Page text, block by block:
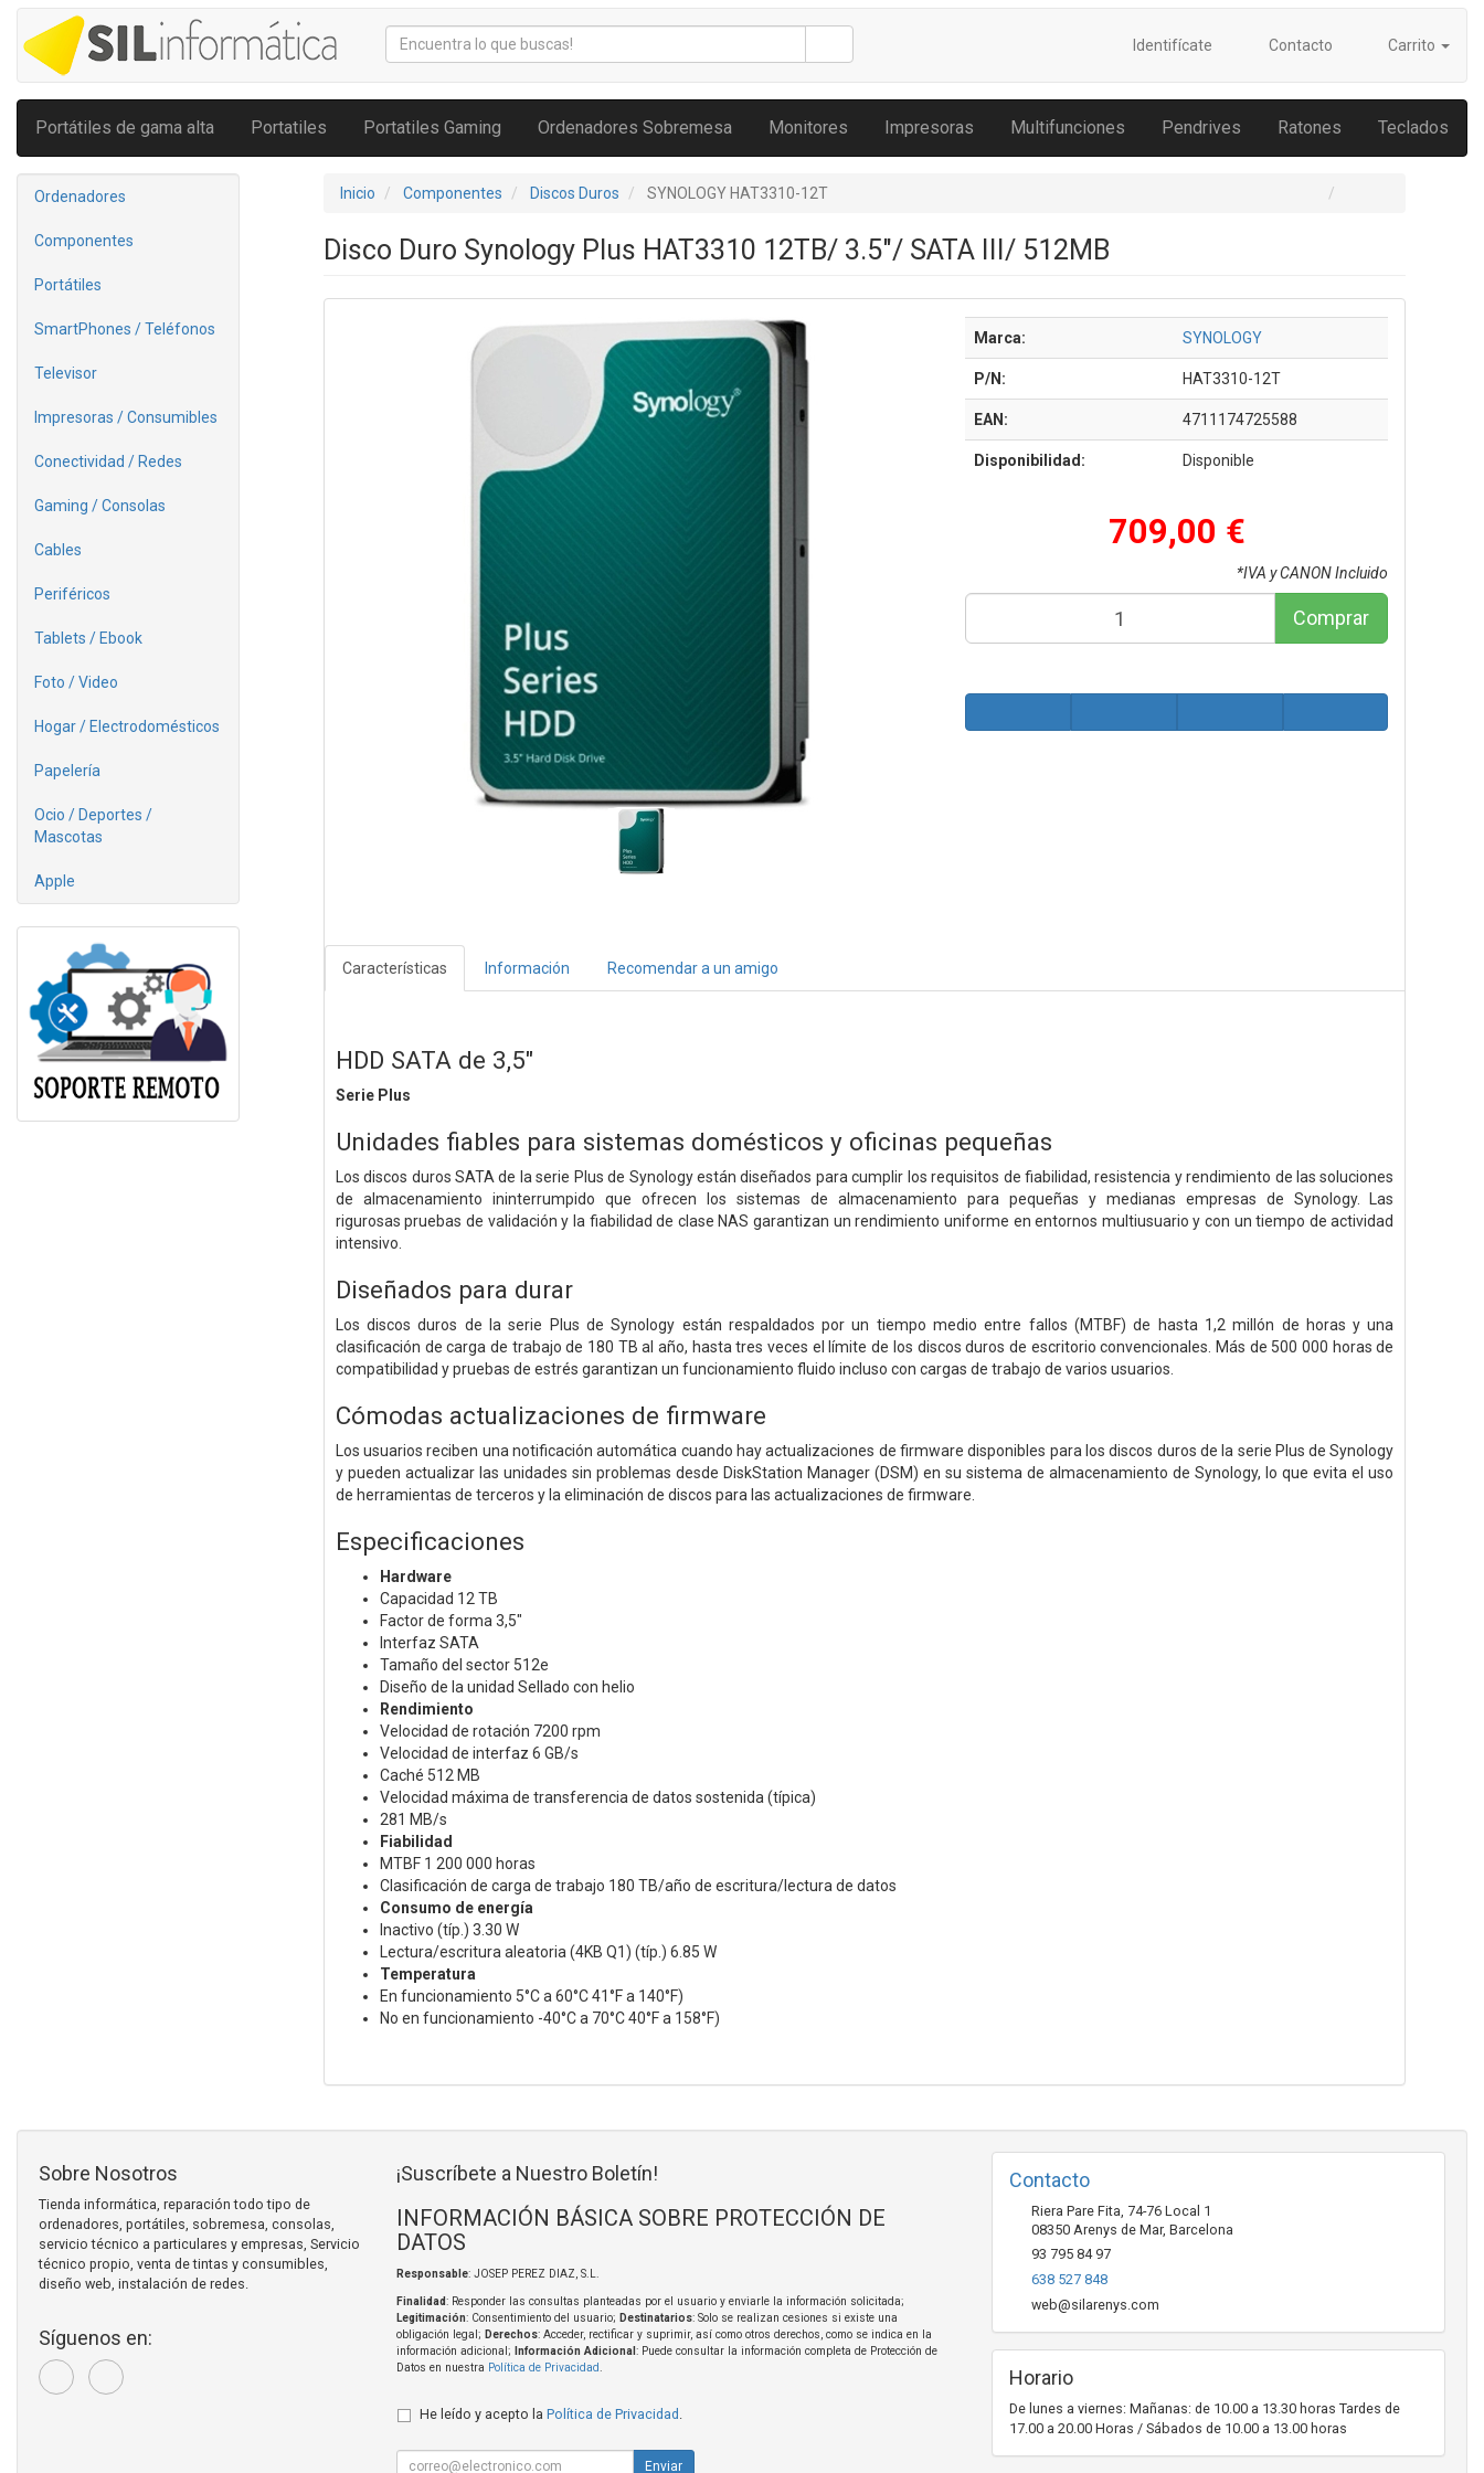
Identifícate Contacto Carrito
Portátiles de gama alta Portatiles Portatiles Gaming Ordenadores Sobremesa Monitores Impresoras Multifunciones Pendrives Ratones Teclados
Ordenadores
Componentes
Portátiles
SmartPhones / Teléfonos
Televisor
Impresoras / Consumibles
Conectividad / Redes
Gaming / Consolas
Cables
Periféricos
Tablets / Ebook
Foto / Video
Hogar / Electrodomésticos
Papelería
Ocio / Deportes /
Mascotas
Apple
Inicio Componentes Discos Duros SYNOLOGY HAT3310-12T
Disco Duro Synology Plus HAT3310 12TB/ 3.5"/ SATA III/ 512MB
Marca: SYNOLOGY
P/N: HAT3310-12T
EAN: 4711174725588
Disponibilidad: Disponible
709,00 €
*IVA y CANON Incluido
Comprar
Características Información Recomendar a un amigo
HDD SATA de 3,5"
Serie Plus
Unidades fiables para sistemas domésticos y oficinas pequeñas
Los discos duros SATA de la serie Plus de Synology están diseñados para cumplir los requisitos de fiabilidad, resistencia y rendimiento de las soluciones
de almacenamiento ininterrumpido que ofrecen los sistemas de almacenamiento para pequeñas y medianas empresas de Synology. Las
rigurosas pruebas de validación y la fiabilidad de clase NAS garantizan un rendimiento uniforme en entornos multiusuario y con un tiempo de actividad
intensivo.
Diseñados para durar
Los discos duros de la serie Plus de Synology están respaldados por un tiempo medio entre fallos (MTBF) de hasta 1,2 millón de horas y una
clasificación de carga de trabajo de 180 TB al año, hasta tres veces el límite de los discos duros de escritorio convencionales. Más de 500 000 horas de
compatibilidad y pruebas de estrés garantizan un funcionamiento fluido incluso con cargas de trabajo de varios usuarios.
Cómodas actualizaciones de firmware
Los usuarios reciben una notificación automática cuando hay actualizaciones de firmware disponibles para los discos duros de la serie Plus de Synology
y pueden actualizar las unidades sin problemas desde DiskStation Manager (DSM) en su sistema de almacenamiento de Synology, lo que evita el uso
de herramientas de terceros y la eliminación de discos para las actualizaciones de firmware.
Especificaciones
Hardware
Capacidad 12 TB
Factor de forma 3,5"
Interfaz SATA
Tamaño del sector 512e
Diseño de la unidad Sellado con helio
Rendimiento
Velocidad de rotación 7200 rpm
Velocidad de interfaz 6 GB/s
Caché 512 MB
Velocidad máxima de transferencia de datos sostenida (típica)
281 MB/s
Fiabilidad
MTBF 1 200 000 horas
Clasificación de carga de trabajo 180 TB/año de escritura/lectura de datos
Consumo de energía
Inactivo (típ.) 3.30 W
Lectura/escritura aleatoria (4KB Q1) (típ.) 6.85 W
Temperatura
En funcionamiento 5°C a 60°C 41°F a 140°F)
No en funcionamiento -40°C a 70°C 40°F a 158°F)
Sobre Nosotros
Tienda informática, reparación todo tipo de
ordenadores, portátiles, sobremesa, consolas,
servicio técnico a particulares y empresas, Servicio
técnico propio, venta de tintas y consumibles,
diseño web, instalación de redes.
Síguenos en:
¡Suscríbete a Nuestro Boletín!
INFORMACIÓN BÁSICA SOBRE PROTECCIÓN DE
DATOS
Responsable: JOSEP PEREZ DIAZ, S.L.
Finalidad: Responder las consultas planteadas por el usuario y enviarle la información solicitada;
Legitimación: Consentimiento del usuario; Destinatarios: Solo se realizan cesiones si existe una
obligación legal; Derechos: Acceder, rectificar y suprimir, así como otros derechos, como se indica en la
información adicional;
Información Adicional : Puede consultar la información completa de Protección de
Datos en nuestra Política de Privacidad.
He leído y acepto la Política de Privacidad .
Enviar
Contacto
Riera Pare Fita, 74-76 Local 1
08350 Arenys de Mar, Barcelona
93 795 84 97
638 527 848
web@silarenys.com
Horario
De lunes a viernes: Mañanas: de 10.00 a 13.30 horas Tardes de
17.00 a 20.00 Horas / Sábados de 10.00 a 13.00 horas